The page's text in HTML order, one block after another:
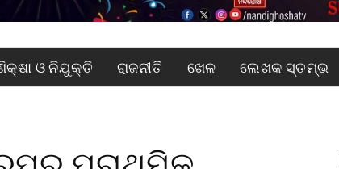
ଓ ନିଯୁକ୍ତି ରାଜନୀତି ଖେଳ ଲେଖକ ସ୍ତମ୍ଭ